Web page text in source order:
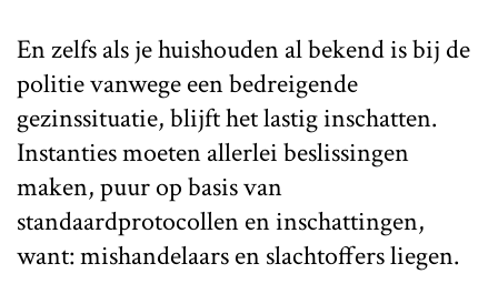
En zelfs als je huishouden al bekend is bij de
politie vanwege een bedreigende
gezinssituatie, blijft het lastig inschatten.
Instanties moeten allerlei beslissingen
maken, puur op basis van
standaardprotocollen en inschattingen,
want: mishandelaars en slachtoffers liegen.